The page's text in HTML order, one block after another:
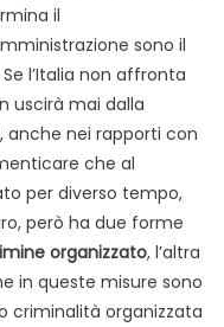
il
sono il
l’Italia non affronta
uscirà mai dalla
anche nei rapporti con
che al
per diverso tempo,
però ha due forme
organizzato, l’altra
in queste misure sono
criminalità organizzata